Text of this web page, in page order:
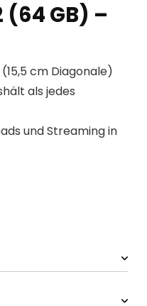
(64 GB) –
(15,5 cm Diagonale)
als jedes
und Streaming in